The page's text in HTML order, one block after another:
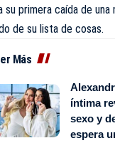
su primera caída de
de su lista de cosas.
Más
íntima
sexo y
espera